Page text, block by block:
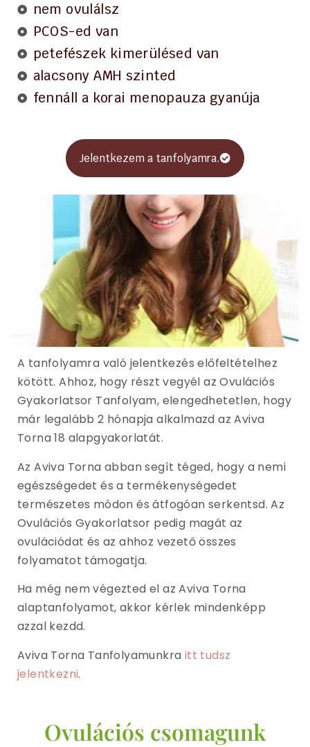
nem ovulálsz
PCOS-ed van
petefészek kimerülésed van
alacsony AMH szinted
fennáll a korai menopauza gyanúja
Jelentkezem a tanfolyamra.
A tanfolyamra való jelentkezés előfeltételhez
kötött. Ahhoz, hogy részt vegyél az Ovulációs
Gyakorlatsor Tanfolyam, elengedhetetlen, hogy
már legalább 2 hónapja alkalmazd az Aviva
Torna 18 alapgyakorlatát.
Az Aviva Torna abban segít téged, hogy a nemi
egészségedet és a termékenységedet
természetes módon és átfogóan serkentsd. Az
Ovulációs Gyakorlatsor pedig magát az
ovulációdat és az ahhoz vezető összes
folyamatot támogatja.
Ha még nem végezted el az Aviva Torna
alaptanfolyamot, akkor kérlek mindenképp
azzal kezdd.
Aviva Torna Tanfolyamunkra itt tudsz
jelentkezni.
Ovulációs csomagunk